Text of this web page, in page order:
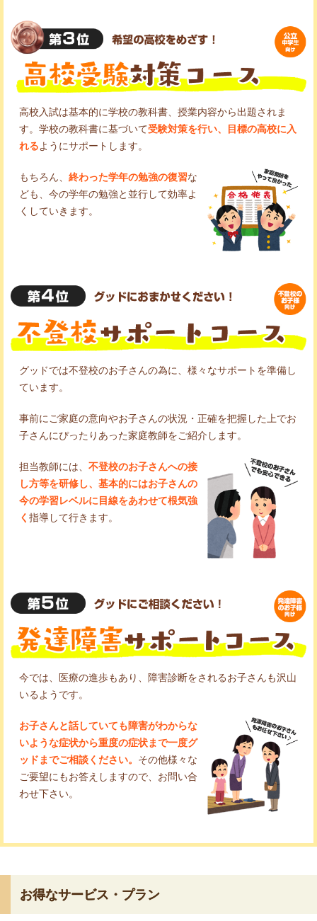
高校入試は基本的に学校の教科書、授業内容から出題されま
す。学校の教科書に基づいて受験対策を行い、目標の高校に入
れるようにサポートします。
もちろん、 終わった学年の勉強の復習な
ども、今の学年の勉強と並行して効率よ
くしていきます。
グッドでは不登校のお子さんの為に、様々なサポートを準備し
ています。
事前にご家庭の意向やお子さんの状況・正確を把握した上でお
子さんにぴったりあった家庭教師をご紹介します。
担当教師には、 不登校のお子さんへの接
し方等を研修し、基本的にはお子さんの
今の学習レベルに目線をあわせて根気強
く 指導して行きます。
今では、医療の進歩もあり、障害診断をされるお子さんも沢山
いるようです。
お子さんと話していても障害がわからな
いような症状から重度の症状まで一度グ
ッドまでご相談ください。 その他様々な
ご要望にもお答えしますので、お問い合
わせ下さい。
お得なサービス・プラン